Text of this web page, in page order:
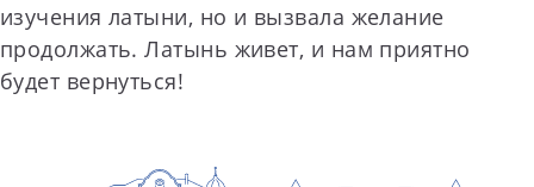
изучения латыни, но и вызвала желание
продолжать. Латынь живет, и нам приятно
будет вернуться!